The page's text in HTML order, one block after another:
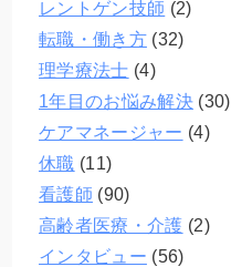
レントゲン技師 (2)
転職・働き方(32)
理学療法士 (4)
1年目のお悩み解決(30)
ケアマネージャー (4)
休職 (11)
看護師 (90)
高齢者医療・介護 (2)
インタビュー (56)